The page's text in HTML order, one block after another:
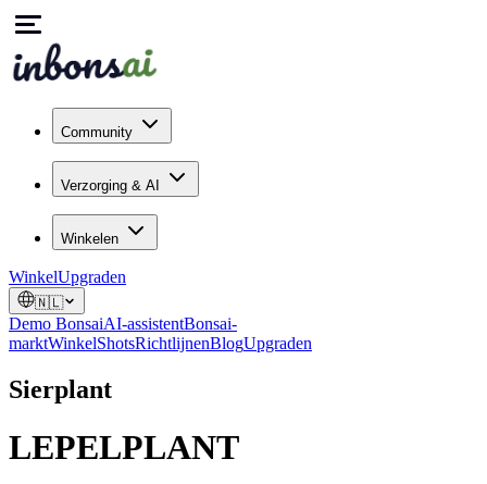
Community
Verzorging & AI
Winkelen
WinkelUpgraden
🇳🇱
Demo BonsaiAI-assistentBonsai-
marktWinkelShotsRichtlijnenBlogUpgraden
Sierplant
LEPELPLANT